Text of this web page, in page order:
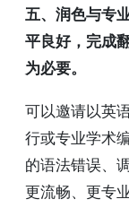
五、润色与专
平良好，完成
为必要。
可以邀请以英
行或专业学术
的语法错误、
更流畅、更专